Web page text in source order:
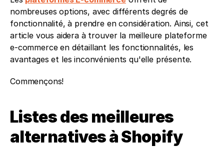
nombreuses options, avec différents degrés de
fonctionnalité, à prendre en considération. Ainsi, cet
article vous aidera à trouver la meilleure plateforme
e-commerce en détaillant les fonctionnalités, les
avantages et les inconvénients qu'elle présente.
Commençons!
Listes des meilleures
alternatives à Shopify